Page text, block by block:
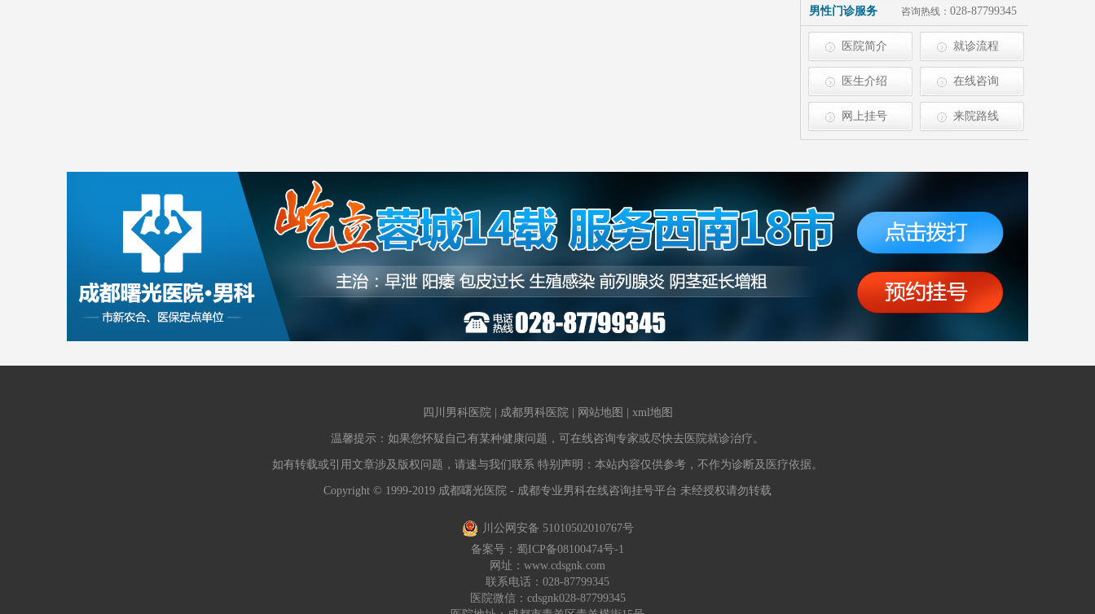
男性门诊服务 咨询热线： 028-87799345
医院简介 就诊流程
医生介绍 在线咨询
网上挂号 来院路线
四川男科医院| 成都男科医院| 网站地图 xml地图
温馨提示：如果您怀疑自己有某种健康问题，可在线咨询专家或尽快去医院就诊治疗。
如有转载或引用文章涉及版权问题，请速与我们联系 特别声明：本站内容仅供参考，不作为诊断及医疗依据。
Copyright © 1999-2019 成都曙光医院 - 成都专业男科在线咨询挂号平台 未经授权请勿转载
川公网安备 51010502010767号
备案号： 蜀ICP备08100474号-1
网址： www.cdsgnk.com
联系电话：028-87799345
医院微信：cdsgnk028-87799345